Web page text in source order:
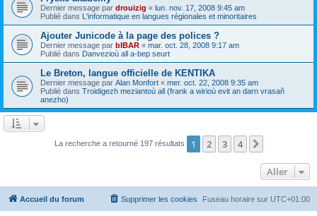
Dernier message par drouizig « lun. nov. 17, 2008 9:45 am
Publié dans L'informatique en langues régionales et minoritaires
Ajouter Junicode à la page des polices ?
Dernier message par bIBAR « mar. oct. 28, 2008 9:17 am
Publié dans Danvezioù all a-bep seurt
Le Breton, langue officielle de KENTIKA
Dernier message par Alan Monfort « mer. oct. 22, 2008 9:35 am
Publié dans Troidigezh meziantoù all (frank a wirioù evit an darn vrasañ
anezho)
La recherche a retourné 197 résultats 1 2 3 4
Aller
Accueil du forum Fuseau horaire sur UTC+01:00
Supprimer les cookies